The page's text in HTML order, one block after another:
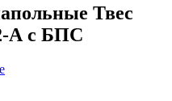
Твес
А с БПС